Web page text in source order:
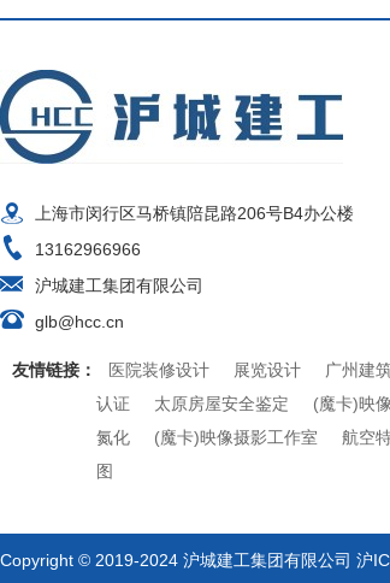
上海市闵行区马桥镇陪昆路206号B4办公楼
13162966966
沪城建工集团有限公司
glb@hcc.cn
友情链接： 医院装修设计 展览设计 广州建
认证
太原房屋安全鉴定 (魔卡)映
氮化
(魔卡)映像摄影工作室 航空
图
Copyright © 2019-2024 沪城建工集团有限公司 沪